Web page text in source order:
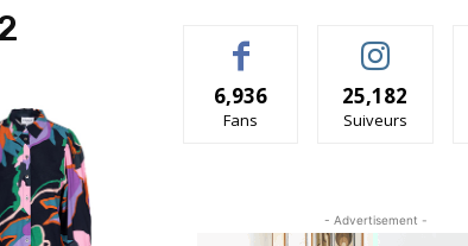
6,936
Fans
25,182
Suiveurs
- Advertisement -